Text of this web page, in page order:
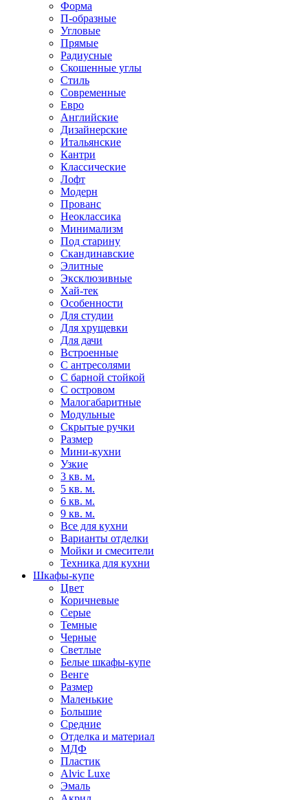
Форма
П-образные
Угловые
Прямые
Радиусные
Скошенные углы
Стиль
Современные
Евро
Английские
Дизайнерские
Итальянские
Кантри
Классические
Лофт
Модерн
Прованс
Неоклассика
Минимализм
Под старину
Скандинавские
Элитные
Эксклюзивные
Хай-тек
Особенности
Для студии
Для хрущевки
Для дачи
Встроенные
С антресолями
С барной стойкой
С островом
Малогабаритные
Модульные
Скрытые ручки
Размер
Мини-кухни
Узкие
3 кв. м.
5 кв. м.
6 кв. м.
9 кв. м.
Все для кухни
Варианты отделки
Мойки и смесители
Техника для кухни
Шкафы-купе
Цвет
Коричневые
Серые
Темные
Черные
Светлые
Белые шкафы-купе
Венге
Размер
Маленькие
Большие
Средние
Отделка и материал
МДФ
Пластик
Alvic Luxe
Эмаль